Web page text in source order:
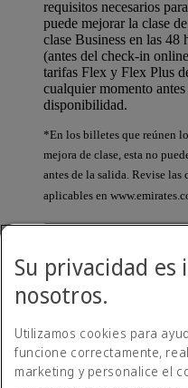
requisitos necesarios
puede mejorar la clase
clase Business en las 48
(antes del check-in
tarifas Flex y Flex Plus
cualquier momento
disponibilidad.
*En los billetes que reúnen
mejora de clase, esta no
antes de la salida. Revise
aplicables en
pasajeros de una
Tendrá que mejorar la
Su privacidad
nosotros.
Utilizamos cookies para
funcione correctamente,
marketing y personalice el